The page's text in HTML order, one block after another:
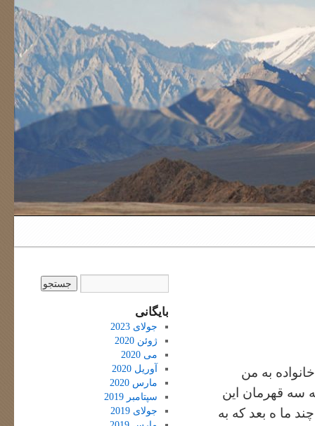
به من
سه قهرمان این
ما ه بعد که به
بایگانی
جولای 2023
ژوئن 2020
می 2020
آوریل 2020
مارس 2020
سپتامبر 2019
جولای 2019